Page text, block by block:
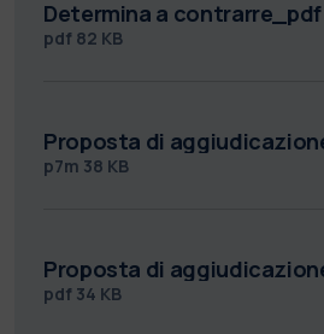
Determina a contrarre_pdf
pdf 82 KB
Proposta di
p7m 38 KB
Proposta di
pdf 34 KB